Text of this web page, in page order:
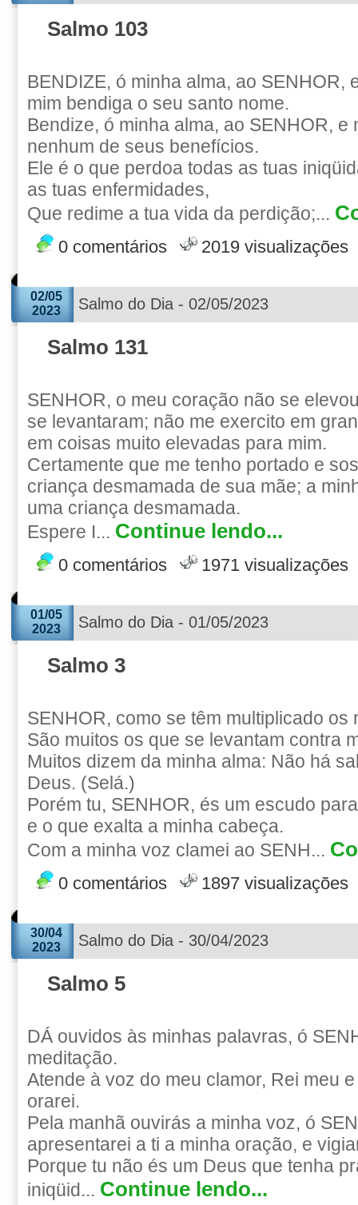
Salmo 103
BENDIZE, ó minha alma, ao SENHOR,
mim bendiga o seu santo nome.
Bendize, ó minha alma, ao SENHOR, e
nenhum de seus benefícios.
Ele é o que perdoa todas as tuas
as tuas enfermidades,
Que redime a tua vida da perdição;...
0 comentários 2019 visualizações
02/05
2023
Salmo do Dia - 02/05/2023
Salmo 131
SENHOR, o meu coração não se
se levantaram; não me exercito em
em coisas muito elevadas para mim.
Certamente que me tenho portado e
criança desmamada de sua mãe; a
uma criança desmamada.
Espere I... Continue lendo...
0 comentários 1971 visualizações
01/05
2023
Salmo do Dia - 01/05/2023
Salmo 3
SENHOR, como se têm multiplicado os
São muitos os que se levantam contra
Muitos dizem da minha alma: Não há
Deus. (Selá.)
Porém tu, SENHOR, és um escudo
e o que exalta a minha cabeça.
Com a minha voz clamei ao SENH...
0 comentários 1897 visualizações
30/04
2023
Salmo do Dia - 30/04/2023
Salmo 5
DÁ ouvidos às minhas palavras, ó
meditação.
Atende à voz do meu clamor, Rei meu
orarei.
Pela manhã ouvirás a minha voz, ó
apresentarei a ti a minha oração, e
Porque tu não és um Deus que tenha
iniqüid... Continue lendo...